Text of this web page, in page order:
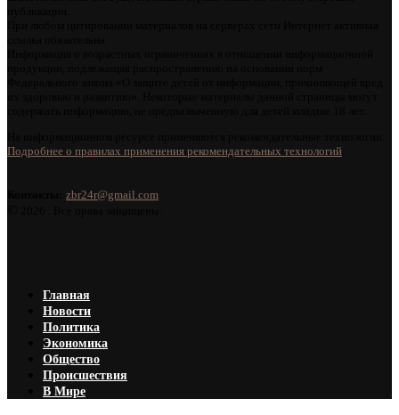
Подробнее о правилах применения рекомендательных технологий
zbr24r@gmail.com
Главная
Новости
Политика
Экономика
Общество
Происшествия
В Мире